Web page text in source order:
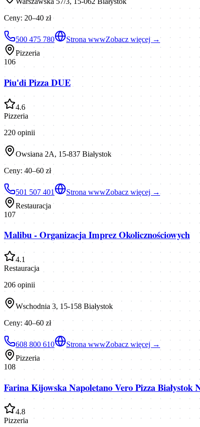
Ceny:20–40 zł
500 475 780 Strona wwwZobacz więcej →
Pizzeria
106
Piu'di Pizza DUE
4.6
Pizzeria
220 opinii
Owsiana 2A, 15-837 Białystok
Ceny: 40–60 zł
501 507 401 Strona wwwZobacz więcej →
Restauracja
107
Malibu - Organizacja Imprez Okolicznościowych
4.1
Restauracja
206 opinii
Wschodnia 3, 15-158 Białystok
Ceny:40–60 zł
608 800 610 Strona wwwZobacz więcej →
Pizzeria
108
Farina Kijowska Napoletano Vero Pizza Białystok
4.8
Pizzeria